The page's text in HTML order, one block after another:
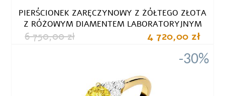
PIERŚCIONEK ZARĘCZYNOWY Z ŻÓŁTEGO ZŁOTA
Z RÓŻOWYM DIAMENTEM LABORATORYJNYM
6 750,00 zł 4 720,00 zł
-30%